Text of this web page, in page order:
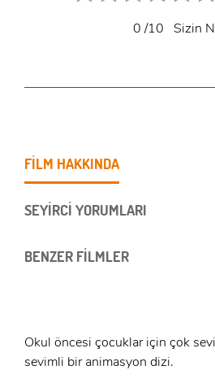
0/10 Sizin
FİLM HAKKINDA
SEYİRCİ YORUMLARI
BENZER FİLMLER
Okul öncesi çocuklar için çok
sevimli bir animasyon dizi.